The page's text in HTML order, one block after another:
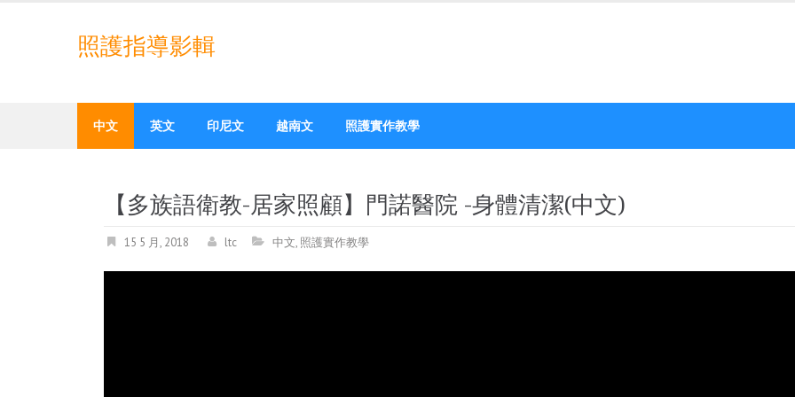
照護指導影輯
中文 英文 印尼文 越南文 照護實作教學
【多族語衛教-居家照顧】門諾醫院 -身體清潔(中文)
15 5 月, 2018 ltc 中文, 照護實作教學